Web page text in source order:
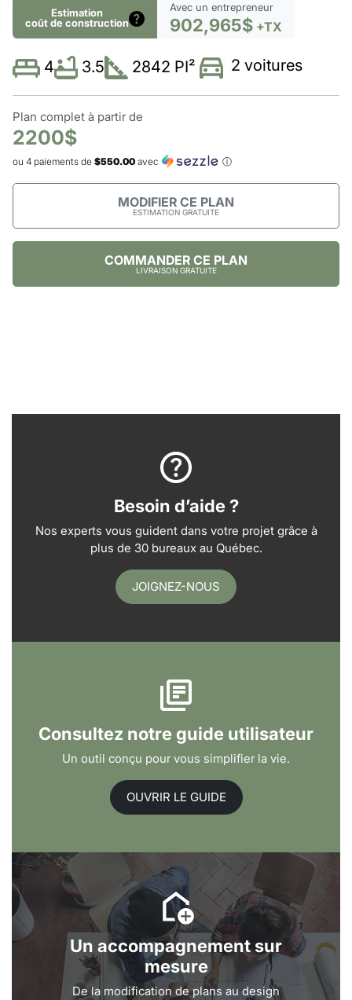
Estimation
coût de construction
Avec un entrepreneur
902,965$ +TX
4 3.5 2842 PI² 2 voitures
Plan complet à partir de
2200$
ou 4 paiements de $550.00 avec ⓘ
MODIFIER CE PLAN
ESTIMATION GRATUITE
COMMANDER CE PLAN
LIVRAISON GRATUITE
Besoin d’aide ?
Nos experts vous guident dans votre projet grâce à
plus de 30 bureaux au Québec.
JOIGNEZ-NOUS
Consultez notre guide utilisateur
Un outil conçu pour vous simplifier la vie.
OUVRIR LE GUIDE
Un accompagnement sur
mesure
De la modification de plans au design